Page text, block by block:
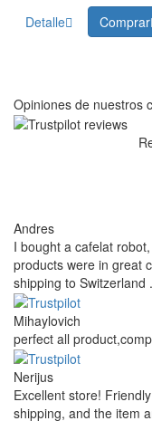
Detalle
Comprar
Opiniones de nuestros
Andres
I bought a cafelat
products were in great
shipping to Switzerland
Mihaylovich
perfect all
Nerijus
Excellent store!
shipping, and the item